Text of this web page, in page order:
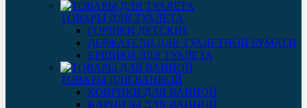
ТОВАРЫ ДЛЯ ТУАЛЕТА
ГОРШКИ ДЕТСКИЕ
ДЕРЖАТЕЛИ ДЛЯ ТУАЛЕТНОЙ БУМАГИ
ЕРШИКИ ДЛЯ ТУАЛЕТА
ТОВАРЫ ДЛЯ ВАННОЙ
КОВРИКИ ДЛЯ ВАННОЙ
КАРНИЗЫ ДЛЯ ВАННОЙ